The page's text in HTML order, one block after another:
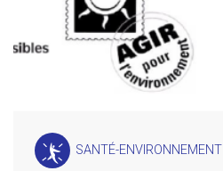
SANTÉ-ENVIRONNEMENT